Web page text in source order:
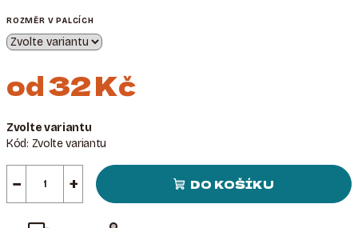
ROZMĚR V PALCÍCH
od32 Kč
cena:
Zvolte variantu
Kód: Zvolte variantu
+
− DO KOŠÍKU